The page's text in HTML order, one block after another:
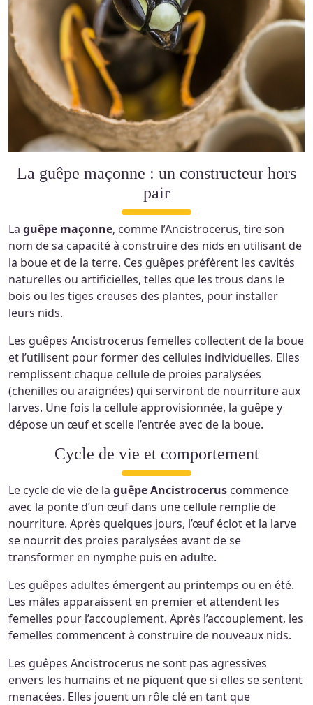
La guêpe maçonne : un constructeur hors
pair
La guêpe maçonne, comme l’Ancistrocerus, tire son
nom de sa capacité à construire des nids en utilisant de
la boue et de la terre. Ces guêpes préfèrent les cavités
naturelles ou artificielles, telles que les trous dans le
bois ou les tiges creuses des plantes, pour installer
leurs nids.
Les guêpes Ancistrocerus femelles collectent de la boue
et l’utilisent pour former des cellules individuelles. Elles
remplissent chaque cellule de proies paralysées
(chenilles ou araignées) qui serviront de nourriture aux
larves. Une fois la cellule approvisionnée, la guêpe y
dépose un œuf et scelle l’entrée avec de la boue.
Cycle de vie et comportement
Le cycle de vie de la guêpe Ancistrocerus commence
avec la ponte d’un œuf dans une cellule remplie de
nourriture. Après quelques jours, l’œuf éclot et la larve
se nourrit des proies paralysées avant de se
transformer en nymphe puis en adulte.
Les guêpes adultes émergent au printemps ou en été.
Les mâles apparaissent en premier et attendent les
femelles pour l’accouplement. Après l’accouplement, les
femelles commencent à construire de nouveaux nids.
Les guêpes Ancistrocerus ne sont pas agressives
envers les humains et ne piquent que si elles se sentent
menacées. Elles jouent un rôle clé en tant que